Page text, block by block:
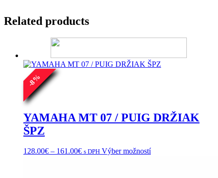
Related products
-
8
%
YAMAHA MT 07 / PUIG DRŽIAK
ŠPZ
128.00€ – 161.00€Price
s DPH Výber možnostíTento